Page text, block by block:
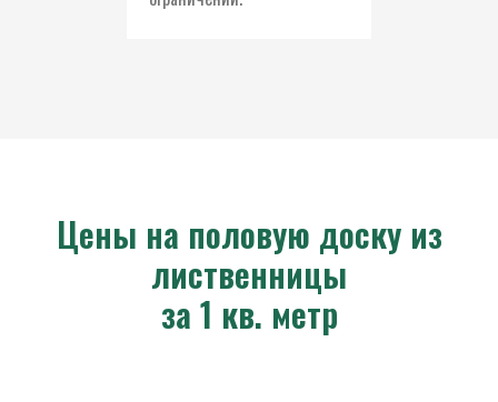
Цены на половую доску из
лиственницы
за 1 кв. метр